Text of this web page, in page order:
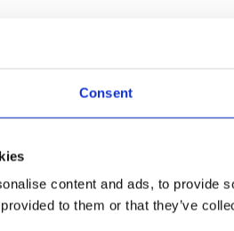
Consent
content and ads, to provide
to them or that they’ve